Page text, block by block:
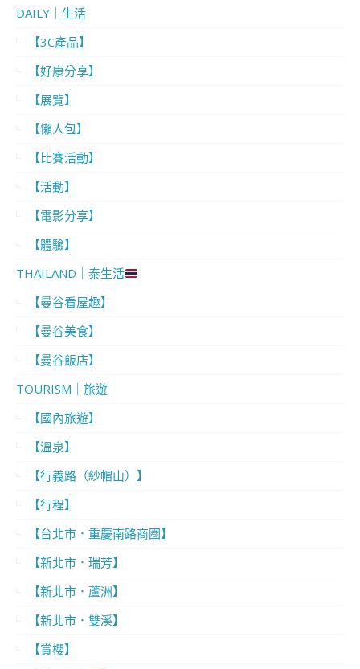
DAILY｜生活
【3C產品】
【好康分享】
【展覽】
【懶人包】
【比賽活動】
【活動】
【電影分享】
【體驗】
THAILAND｜泰生活
【曼谷看屋趣】
【曼谷美食】
【曼谷飯店】
TOURISM｜旅遊
【國內旅遊】
【溫泉】
【行義路（紗帽山）】
【行程】
【台北市．重慶南路商圈】
【新北市．瑞芳】
【新北市．蘆洲】
【新北市．雙溪】
【賞櫻】